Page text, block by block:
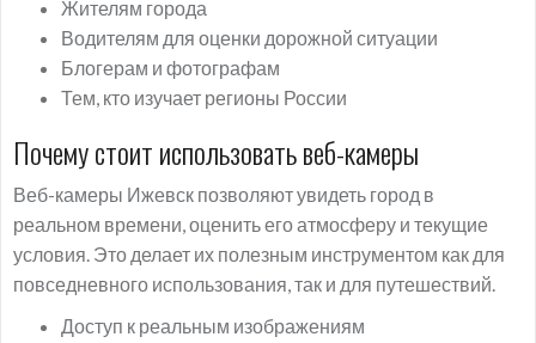
Жителям города
Водителям для оценки дорожной ситуации
Блогерам и фотографам
Тем, кто изучает регионы России
Почему стоит использовать веб-камеры
Веб-камеры Ижевск позволяют увидеть город в
реальном времени, оценить его атмосферу и текущие
условия. Это делает их полезным инструментом как для
повседневного использования, так и для путешествий.
Доступ к реальным изображениям